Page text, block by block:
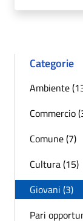
Categorie
Ambiente
Commercio
Comune (7)
Cultura (15)
Giovani (3)
Pari